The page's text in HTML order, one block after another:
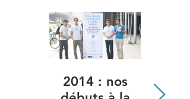
2014 : nos